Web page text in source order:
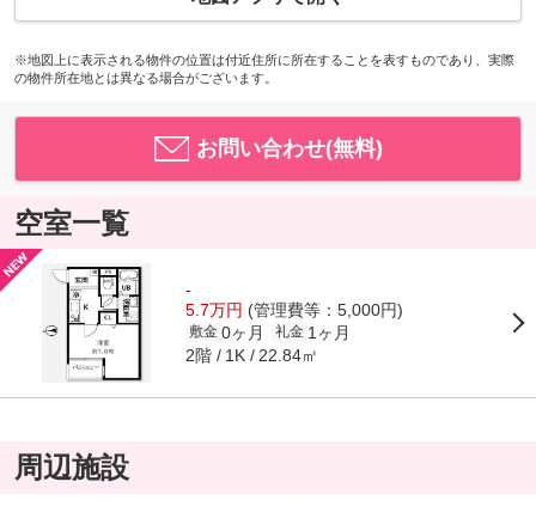
※地図上に表示される物件の位置は付近住所に所在することを表すものであり、実際
の物件所在地とは異なる場合がございます。
お問い合わせ(無料)
空室一覧
-
5.7万円 (管理費等：5,000円)
敷金 0ヶ月 礼金 1ヶ月
2階 1K 22.84㎡
周辺施設